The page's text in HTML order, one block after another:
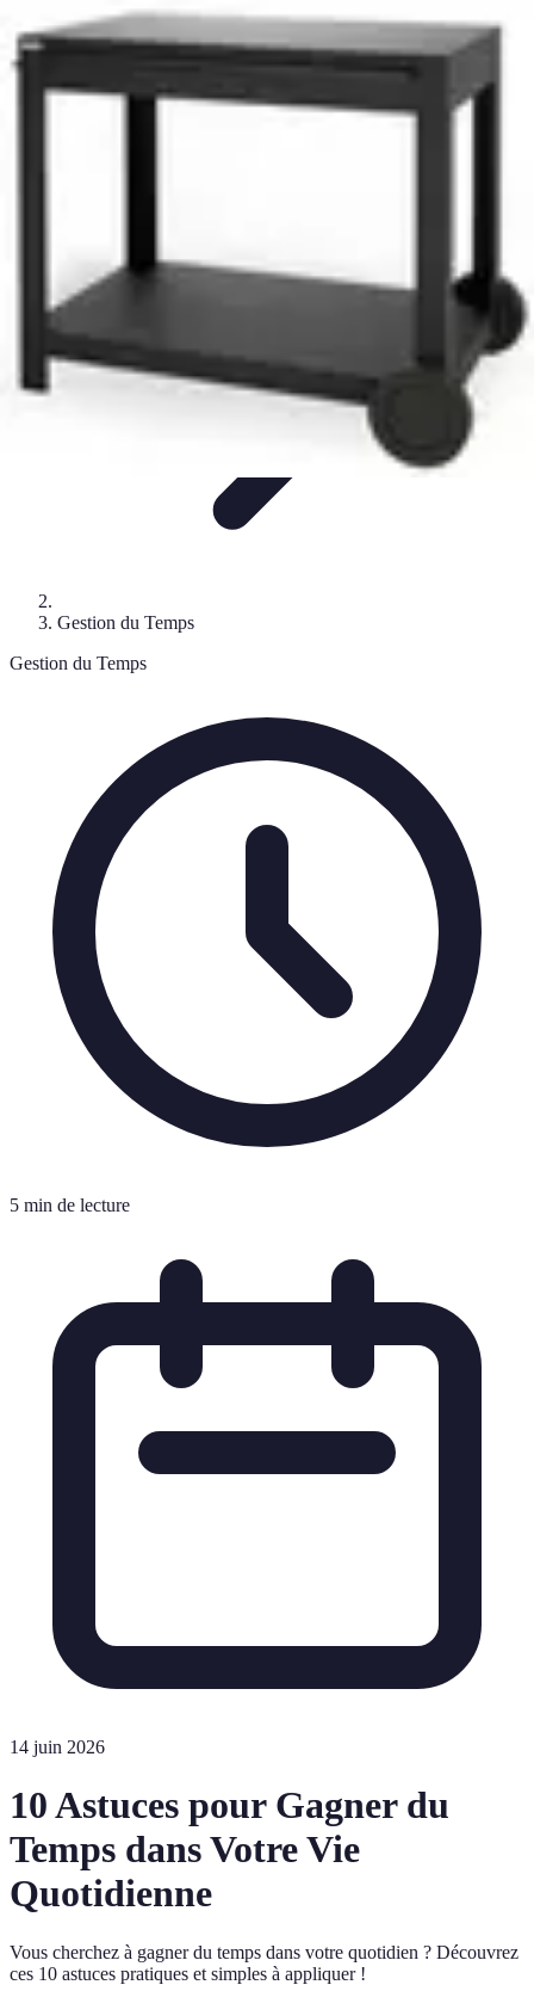
Astuces Pour Tous
ProductivitéOrganisationVie Quotidienne
Animaux &
Nature
Gestion du Temps
Gestion du Temps
5 min de lecture
14 juin 2026
10 Astuces pour Gagner du
Temps dans Votre Vie
Quotidienne
Vous cherchez à gagner du temps dans votre quotidien ? Découvrez
ces 10 astuces pratiques et simples à appliquer !